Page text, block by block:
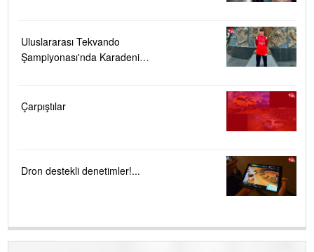
Uluslararası Tekvando
Şampiyonası'nda Karadeniz
Çarpıştılar
Dron destekli denetimler!...